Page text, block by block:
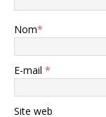
Nom*
E-mail *
Site web